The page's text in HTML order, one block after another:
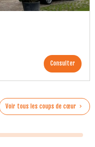
Consulter
Voir tous les coups de cœur